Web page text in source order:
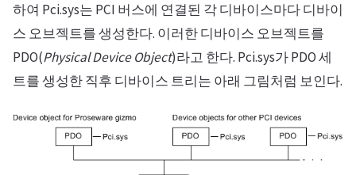
하여 Pci.sys는 PCI 버스에 연결된 각 디바이스마다 디바이
스 오브젝트를 생성한다. 이러한 디바이스 오브젝트를
PDO(Physical Device Object)라고 한다. Pci.sys가 PDO 세
트를 생성한 직후 디바이스 트리는 아래 그림처럼 보인다.